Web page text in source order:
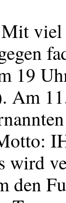
Mit
19
Am
wird
den